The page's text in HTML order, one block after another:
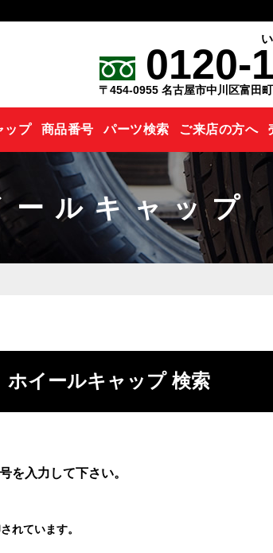
〒454-0955 名古屋市中川区富田
0120-
ップ 商品番号 パーツ検索 ご来店の方へ
ールキャップ
ホイールキャップ 検索
を入力して下さい。
れています。